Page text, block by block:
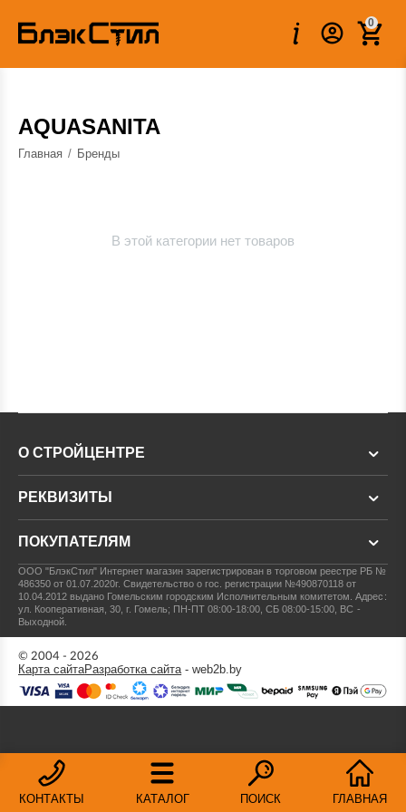
0
AQUASANITA
Главная / Бренды
В этой категории нет товаров
КОНТАКТЫ КАТАЛОГ ПОИСК ГЛАВНАЯ
О СТРОЙЦЕНТРЕ
РЕКВИЗИТЫ
ПОКУПАТЕЛЯМ
ООО "БлэкСтил" Интернет магазин зарегистрирован в торговом реестре РБ №
486350 от 01.07.2020г.Свидетельство о гос. регистрации №490870118 от
10.04.2012 выдано Гомельским городским Исполнительным комитетом.Адрес:
ул. Кооперативная, 30, г. Гомель; ПН-ПТ 08:00-18:00, СБ 08:00-15:00, ВС -
Выходной.
© 2004 - 2026
Карта сайтаРазработка сайта- web2b.by